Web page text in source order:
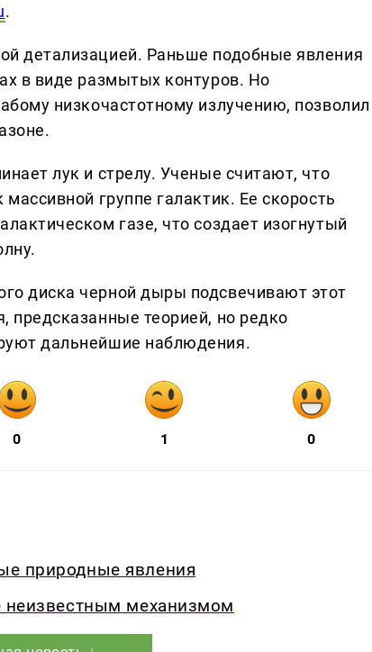
.
детализацией. Раньше подобные явления
в виде размытых контуров. Но
низкочастотному излучению, позволил
лук и стрелу. Ученые считают, что
группе галактик. Ее скорость
газе, что создает изогнутый
диска черной дыры подсвечивают этот
теорией, но редко
дальнейшие наблюдения.
0 1 0
природные явления
неизвестным механизмом